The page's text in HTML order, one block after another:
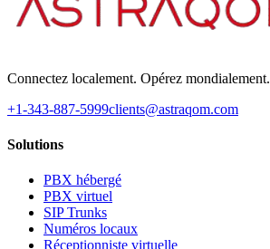
Connectez localement. Opérez mondialement.
+1-343-887-5999clients@astraqom.com
Solutions
PBX hébergé
PBX virtuel
SIP Trunks
Numéros locaux
Réceptionniste virtuelle